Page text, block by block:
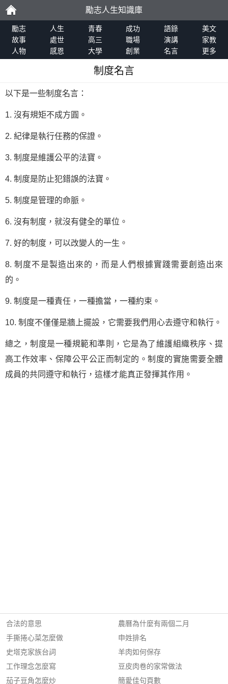
勵
志
勵志人生知識庫
勵志 人生 青春 成功 語錄
美文
故事
處世 高三 職場 演講
家教
人物
感恩 大學 創業 名言 更多
制度名言
以下是一些制度名言：
1. 沒有規矩不成方圓。
2. 紀律是執行任務的保證。
3. 制度是維護公平的法寶。
4. 制度是防止犯錯誤的法寶。
5. 制度是管理的命脈。
6. 沒有制度，就沒有健全的單位。
7. 好的制度，可以改變人的一生。
8. 制度不是製造出來的，而是人們根據實踐需要創造出來
的。
9. 制度是一種責任，一種擔當，一種約束。
10. 制度不僅僅是牆上擺設，它需要我們用心去遵守和執行。
總之，制度是一種規範和準則，它是為了維護組織秩序、提
高工作效率、保障公平公正而制定的。制度的實施需要全體
成員的共同遵守和執行，這樣才能真正發揮其作用。
合法的意思
手撕捲心菜怎麼做
史塔克家族台詞
工作理念怎麼寫
茄子豆角怎麼炒
農曆為什麼有兩個二月
申姓排名
羊肉如何保存
豆皮肉卷的家常做法
簡愛佳句頁數